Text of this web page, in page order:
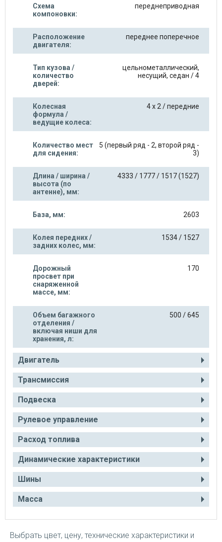
Схема
компоновки:
переднеприводная
Расположение
двигателя:
переднее поперечное
Тип кузова /
количество
дверей:
цельнометаллический,
несущий, седан / 4
Колесная
формула /
ведущие колеса:
4 х 2 / передние
Количество мест
для сидения:
5 (первый ряд - 2, второй ряд -
3)
Длина / ширина /
высота (по
антенне), мм:
4333 / 1777 / 1517 (1527)
База, мм: 2603
Колея передних /
задних колес, мм:
1534 / 1527
Дорожный
просвет при
снаряженной
массе, мм:
170
Объем багажного
отделения /
включая ниши для
хранения, л:
500 / 645
Двигатель
Трансмиссия
Подвеска
Рулевое управление
Расход топлива
Динамические характеристики
Шины
Масса
Выбрать цвет, цену, технические характеристики и